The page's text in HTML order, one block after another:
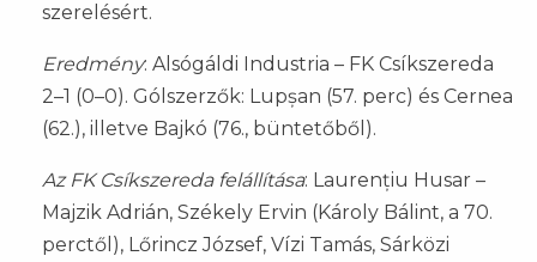
szerelésért.
Eredmény: Alsógáldi Industria – FK Csíkszereda
2–1 (0–0). Gólszerzők: Lupșan (57. perc) és Cernea
(62.), illetve Bajkó (76., büntetőből).
Az FK Csíkszereda felállítása: Laurențiu Husar –
Majzik Adrián, Székely Ervin (Károly Bálint, a 70.
perctől), Lőrincz József, Vízi Tamás, Sárközi